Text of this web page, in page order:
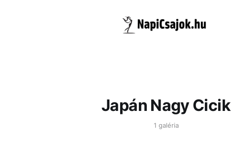
Japán Nagy Cicik
1 galéria